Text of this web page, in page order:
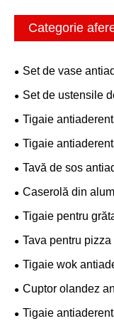
Categorie
Set de vase
Set de ustensile
Tigaie
Tigaie
Tavă de sos
Caserolă din
Tigaie pentru
Tava pentru
Tigaie wok
Cuptor olandez
Tigaie